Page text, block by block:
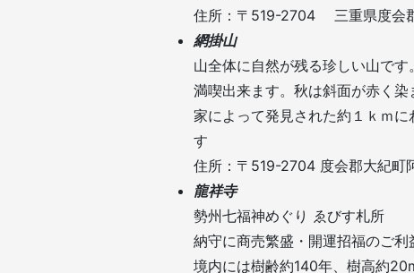
住所：〒519-2704 三重県度会
網掛山
山全体に自然が残る珍しい山で
満喫出来ます。秋は斜面が赤く
家によって発見された約１ｋｍ
す
住所：〒519-2704 度会郡大紀町
龍祥寺
勢州七福神めぐり ゑびす札所
納守に商売繁盛・開運招福のご利
境内には樹齢約140年、樹高約